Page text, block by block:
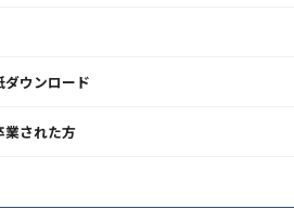
ダウンロード
業された方